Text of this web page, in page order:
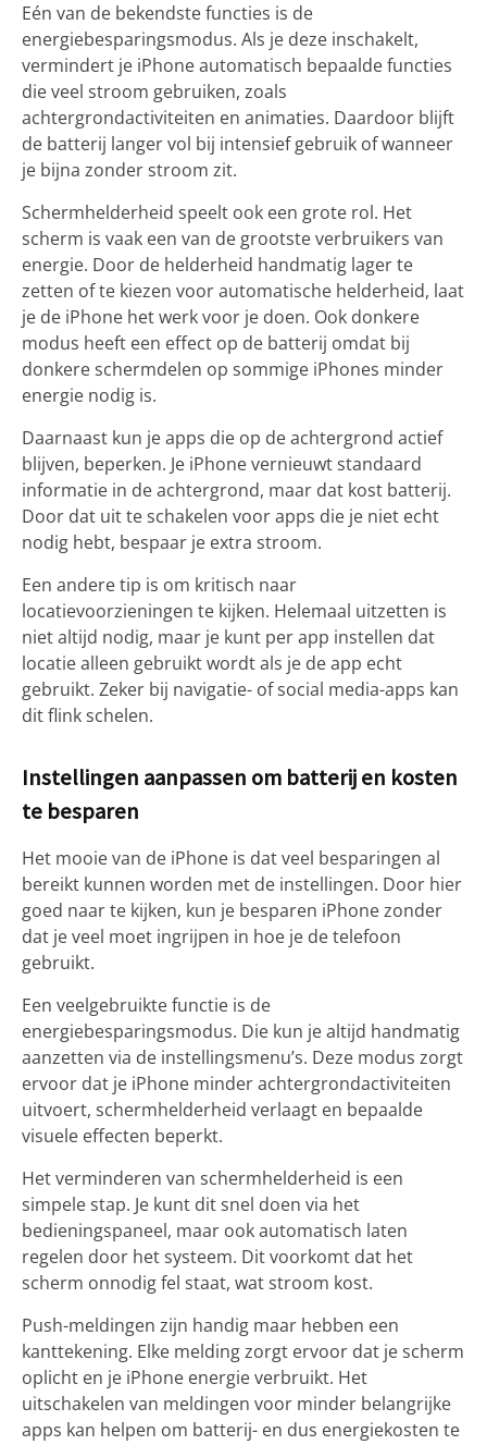
Eén van de bekendste functies is de
energiebesparingsmodus. Als je deze inschakelt,
vermindert je iPhone automatisch bepaalde functies
die veel stroom gebruiken, zoals
achtergrondactiviteiten en animaties. Daardoor blijft
de batterij langer vol bij intensief gebruik of wanneer
je bijna zonder stroom zit.
Schermhelderheid speelt ook een grote rol. Het
scherm is vaak een van de grootste verbruikers van
energie. Door de helderheid handmatig lager te
zetten of te kiezen voor automatische helderheid, laat
je de iPhone het werk voor je doen. Ook donkere
modus heeft een effect op de batterij omdat bij
donkere schermdelen op sommige iPhones minder
energie nodig is.
Daarnaast kun je apps die op de achtergrond actief
blijven, beperken. Je iPhone vernieuwt standaard
informatie in de achtergrond, maar dat kost batterij.
Door dat uit te schakelen voor apps die je niet echt
nodig hebt, bespaar je extra stroom.
Een andere tip is om kritisch naar
locatievoorzieningen te kijken. Helemaal uitzetten is
niet altijd nodig, maar je kunt per app instellen dat
locatie alleen gebruikt wordt als je de app echt
gebruikt. Zeker bij navigatie- of social media-apps kan
dit flink schelen.
Instellingen aanpassen om batterij en kosten
te besparen
Het mooie van de iPhone is dat veel besparingen al
bereikt kunnen worden met de instellingen. Door hier
goed naar te kijken, kun je besparen iPhone zonder
dat je veel moet ingrijpen in hoe je de telefoon
gebruikt.
Een veelgebruikte functie is de
energiebesparingsmodus. Die kun je altijd handmatig
aanzetten via de instellingsmenu’s. Deze modus zorgt
ervoor dat je iPhone minder achtergrondactiviteiten
uitvoert, schermhelderheid verlaagt en bepaalde
visuele effecten beperkt.
Het verminderen van schermhelderheid is een
simpele stap. Je kunt dit snel doen via het
bedieningspaneel, maar ook automatisch laten
regelen door het systeem. Dit voorkomt dat het
scherm onnodig fel staat, wat stroom kost.
Push-meldingen zijn handig maar hebben een
kanttekening. Elke melding zorgt ervoor dat je scherm
oplicht en je iPhone energie verbruikt. Het
uitschakelen van meldingen voor minder belangrijke
apps kan helpen om batterij- en dus energiekosten te